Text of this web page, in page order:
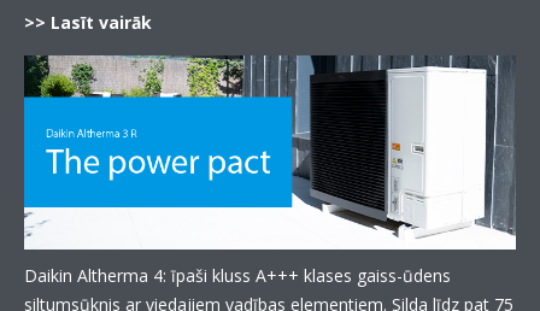
>> Lasīt vairāk
Daikin Altherma 4: īpaši kluss A+++ klases gaiss-ūdens
siltumsūknis ar viedajiem vadības elementiem. Silda līdz pat 75